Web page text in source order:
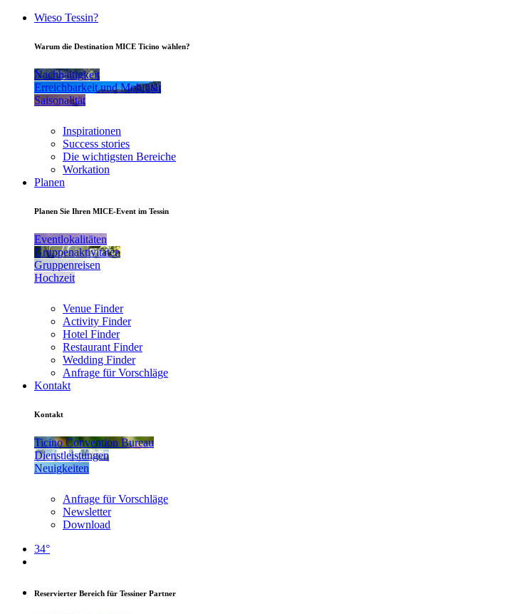
Wieso Tessin?
Warum die Destination MICE Ticino wählen?
Nachhaltigkeit
Erreichbarkeit und Mobilität
Saisonalität
Inspirationen
Success stories
Die wichtigsten Bereiche
Workation
Planen
Planen Sie Ihren MICE-Event im Tessin
Eventlokalitäten
Gruppenaktivitäten
Gruppenreisen
Hochzeit
Venue Finder
Activity Finder
Hotel Finder
Restaurant Finder
Wedding Finder
Anfrage für Vorschläge
Kontakt
Kontakt
Ticino Convention Bureau
Dienstleistungen
Neuigkeiten
Anfrage für Vorschläge
Newsletter
Download
34°
Reservierter Bereich für Tessiner Partner